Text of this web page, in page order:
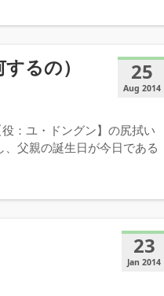
25
Aug 2014
るの）
：ユ・ドングン】の尻拭い
父親の誕生日が今日である
23
Jan 2014